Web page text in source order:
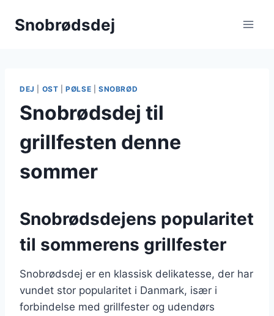
Snobrødsdej
DEJ OST |PØLSE SNOBRØD
Snobrødsdej til
grillfesten denne
sommer
Snobrødsdejens popularitet
til sommerens grillfester
Snobrødsdej er en klassisk delikatesse, der har
vundet stor popularitet i Danmark, især i
forbindelse med grillfester og udendørs